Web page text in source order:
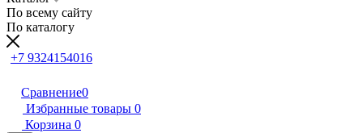
По всему сайту
По каталогу
+7 9324154016
Сравнение0
Избранные товары 0
Корзина 0